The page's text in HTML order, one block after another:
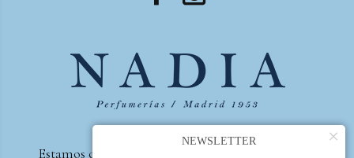
Estamos orgullosos de ser la primera perfumería
×
NEWSLETTER